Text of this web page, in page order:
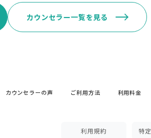
カウンセラー一覧を見る
カウンセラーの声 ご利用方法 利用料金
利用規約 特